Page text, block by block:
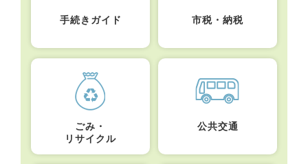
手続きガイド 市税・納税
ごみ・
リサイクル
公共交通